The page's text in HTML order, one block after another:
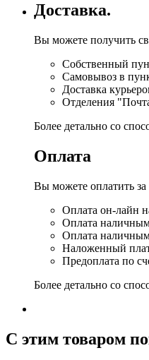
Доставка.
Вы можете получить
Собственный
Самовывоз в
Доставка
Отделения
Более детально со
Оплата
Вы можете оплатить
Оплата он-лайн
Оплата
Оплата
Наложенный
Предоплата по
Более детально со
C этим товаром